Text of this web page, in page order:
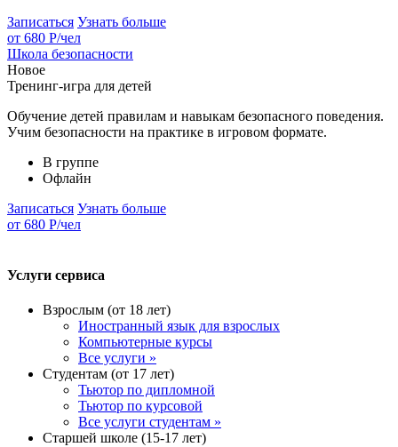
Записаться Узнать больше
от 680 Р/чел
Школа безопасности
Новое
Тренинг-игра для детей
Обучение детей правилам и навыкам безопасного поведения.
Учим безопасности на практике в игровом формате.
В группе
Офлайн
Записаться Узнать больше
от 680 Р/чел
Услуги сервиса
Взрослым (от 18 лет)
Иностранный язык для взрослых
Компьютерные курсы
Все услуги »
Студентам (от 17 лет)
Тьютор по дипломной
Тьютор по курсовой
Все услуги студентам »
Старшей школе (15-17 лет)